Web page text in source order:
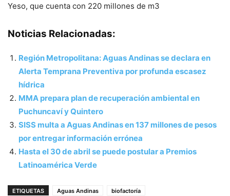
Yeso, que cuenta con 220 millones de m3
Noticias Relacionadas:
Región Metropolitana: Aguas Andinas se declara en
Alerta Temprana Preventiva por profunda escasez
hídrica
MMA prepara plan de recuperación ambiental en
Puchuncaví y Quintero
SISS multa a Aguas Andinas en 137 millones de pesos
por entregar información errónea
Hasta el 30 de abril se puede postular a Premios
Latinoamérica Verde
ETIQUETAS Aguas Andinas
biofactoría